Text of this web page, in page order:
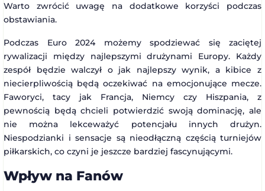
Warto zwrócić uwagę na dodatkowe korzyści podczas
obstawiania.
Podczas Euro 2024 możemy spodziewać się zaciętej
rywalizacji między najlepszymi drużynami Europy. Każdy
zespół będzie walczył o jak najlepszy wynik, a kibice z
niecierpliwością będą oczekiwać na emocjonujące mecze.
Faworyci, tacy jak Francja, Niemcy czy Hiszpania, z
pewnością będą chcieli potwierdzić swoją dominację, ale
nie można lekceważyć potencjału innych drużyn.
Niespodzianki i sensacje są nieodłączną częścią turniejów
piłkarskich, co czyni je jeszcze bardziej fascynującymi.
Wpływ na Fanów